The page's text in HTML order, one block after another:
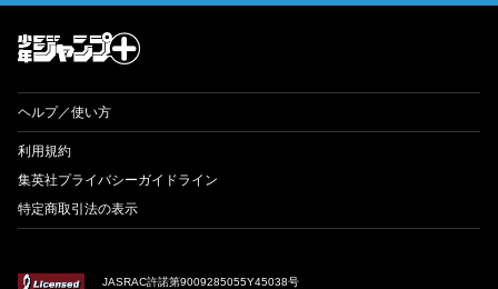
才能溢れる投稿作が読み放題！ ジャンプルーキー！
ヘルプ／使い方
利用規約
集英社プライバシーガイドライン
特定商取引法の表示
JASRAC許諾第9009285055Y45038号